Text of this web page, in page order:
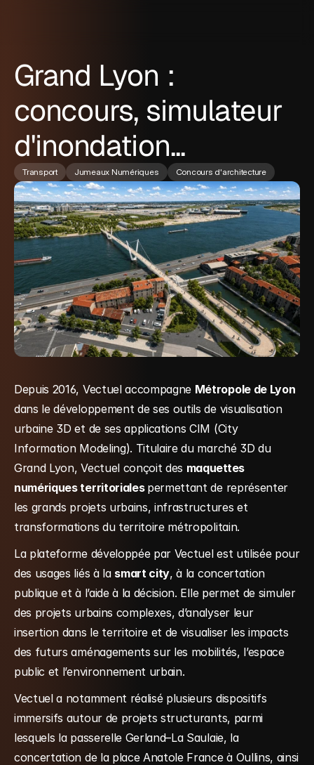
Grand Lyon :
concours, simulateur
d'inondation...
Transport Jumeaux Numériques Concours d'architecture
Depuis 2016, Vectuel accompagne Métropole de Lyon
dans le développement de ses outils de visualisation
urbaine 3D et de ses applications CIM (City
Information Modeling). Titulaire du marché 3D du
Grand Lyon, Vectuel conçoit des maquettes
numériques territoriales permettant de représenter
les grands projets urbains, infrastructures et
transformations du territoire métropolitain.
La plateforme développée par Vectuel est utilisée pour
des usages liés à la smart city, à la concertation
publique et à l’aide à la décision. Elle permet de simuler
des projets urbains complexes, d’analyser leur
insertion dans le territoire et de visualiser les impacts
des futurs aménagements sur les mobilités, l’espace
public et l’environnement urbain.
Vectuel a notamment réalisé plusieurs dispositifs
immersifs autour de projets structurants, parmi
lesquels la passerelle Gerland–La Saulaie, la
concertation de la place Anatole France à Oullins, ainsi